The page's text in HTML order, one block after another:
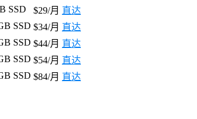
SSD $29/月 直达
SSD $34/月 直达
SSD $44/月 直达
SSD $54/月 直达
SSD $84/月 直达